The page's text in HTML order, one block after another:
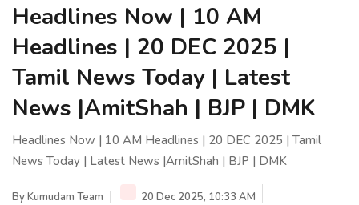
Headlines Now | 10 AM
Headlines | 20 DEC 2025 |
Tamil News Today | Latest
News |AmitShah | BJP | DMK
Headlines Now | 10 AM Headlines | 20 DEC 2025 | Tamil
News Today | Latest News |AmitShah | BJP | DMK
ByKumudam Team
20 Dec 2025, 10:33 AM